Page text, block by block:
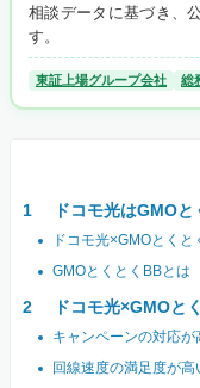
相談データに基づき、
す。
東証上場グループ会社 総
ドコモ光はGMO
ドコモ光×GMOとく
GMOとくとくBBとは
ドコモ光×GMOと
キャンペーンの対応が
回線速度の満足度が